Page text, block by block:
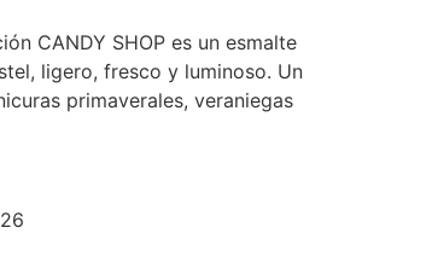
CANDY SHOP es un esmalte
ligero, fresco y luminoso. Un
primaverales, veraniegas